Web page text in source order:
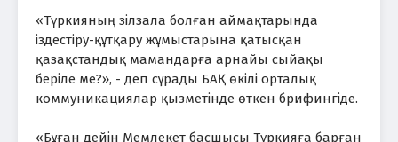
«Түркияның зілзала болған аймақтарында
іздестіру-құтқару жұмыстарына қатысқан
қазақстандық мамандарға арнайы сыйақы
беріле ме?», - деп сұрады БАҚ өкілі орталық
коммуникациялар қызметінде өткен брифингіде.
«Бұған дейін Мемлекет басшысы Түркияға барған